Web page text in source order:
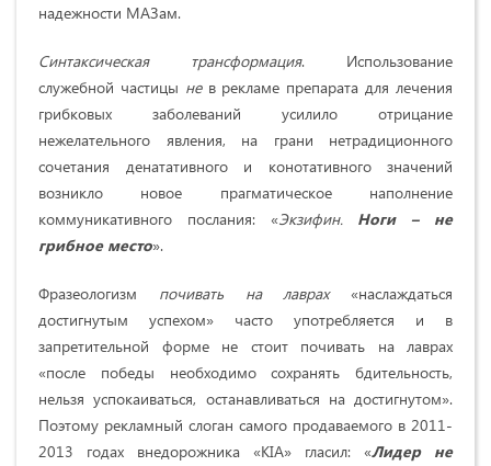
надежности МАЗам.
Синтаксическая трансформация. Использование
служебной частицы нев рекламе препарата для лечения
грибковых заболеваний усилило отрицание
нежелательного явления, на грани нетрадиционного
сочетания денатативного и конотативного значений
возникло новое прагматическое наполнение
коммуникативного послания: «Экзифин. Ноги – не
грибное место».
Фразеологизм почивать на лаврах«наслаждаться
достигнутым успехом» часто употребляется и в
запретительной форме не стоит почивать на лаврах
«после победы необходимо сохранять бдительность,
нельзя успокаиваться, останавливаться на достигнутом».
Поэтому рекламный слоган самого продаваемого в 2011-
2013 годах внедорожника «KIA» гласил: «Лидер не